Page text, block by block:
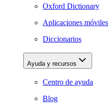
Oxford Dictionary
Aplicaciones móviles
Diccionarios
Ayuda y recursos
Centro de ayuda
Blog